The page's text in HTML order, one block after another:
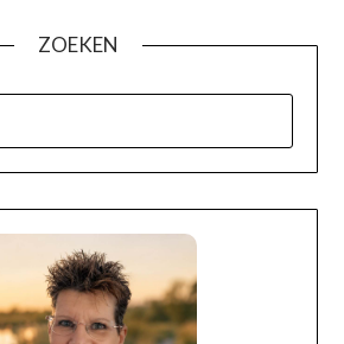
ZOEKEN
OVER MIJ